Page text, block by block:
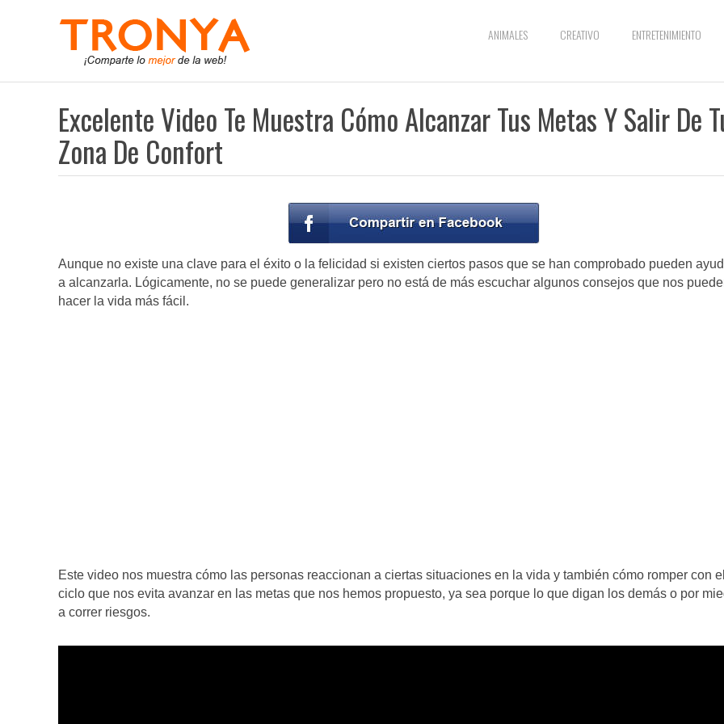
ANIMALES CREATIVO ENTRETENIMIENTO
Excelente Video Te Muestra Cómo Alcanzar Tus Metas Y Salir De
Zona De Confort
Aunque no existe una clave para el éxito o la felicidad si existen ciertos pasos que se han comprobado pueden
a alcanzarla. Lógicamente, no se puede generalizar pero no está de más escuchar algunos consejos que nos
hacer la vida más fácil.
Este video nos muestra cómo las personas reaccionan a ciertas situaciones en la vida y también cómo romper con el
ciclo que nos evita avanzar en las metas que nos hemos propuesto, ya sea porque lo que digan los demás o por
a correr riesgos.